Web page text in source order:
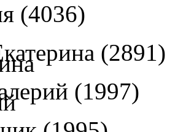
(4036)
(2891)
(1997)